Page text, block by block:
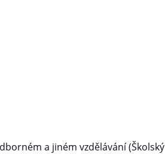
a jiném vzdělávání (Školský